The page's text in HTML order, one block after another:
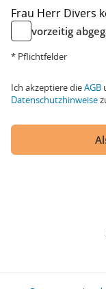
Frau Herr Divers
vorzeitig
* Pflichtfelder
Ich akzeptiere dieAGB
Datenschutzhinweise